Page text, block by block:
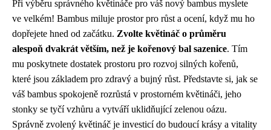
Při výběru správného květináče pro váš nový bambus myslete
ve velkém! Bambus miluje prostor pro růst a ocení, když mu ho
dopřejete hned od začátku. Zvolte květináč o průměru
alespoň dvakrát větším, než je kořenový bal sazenice. Tím
mu poskytnete dostatek prostoru pro rozvoj silných kořenů,
které jsou základem pro zdravý a bujný růst. Představte si, jak se
váš bambus spokojeně rozrůstá v prostorném květináči, jeho
stonky se tyčí vzhůru a vytváří uklidňující zelenou oázu.
Správně zvolený květináč je investicí do budoucí krásy a vitality